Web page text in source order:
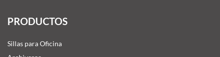
PRODUCTOS
Sillas para Oficina